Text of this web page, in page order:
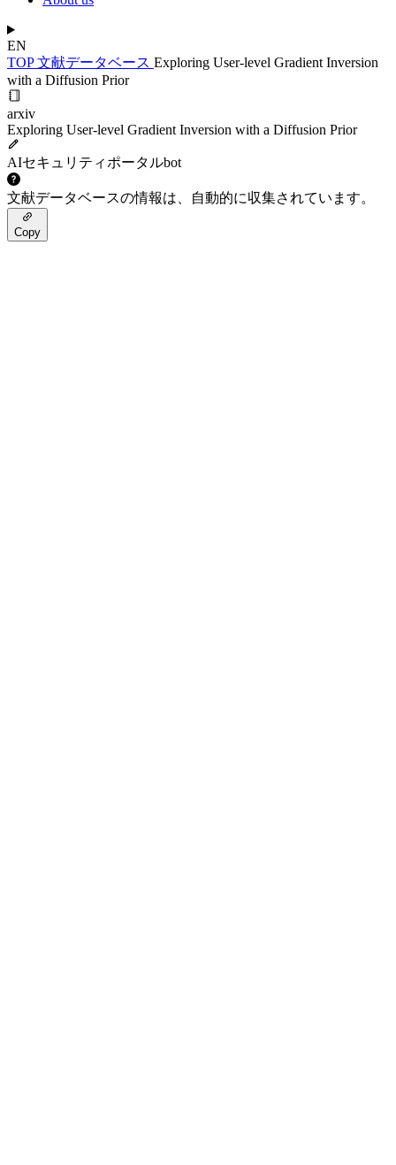
EN
TOP文献データベース Exploring User-level Gradient Inversion
with a Diffusion Prior
arxiv
Exploring User-level Gradient Inversion with a Diffusion Prior
AIセキュリティポータルbot
文献データベースの情報は、自動的に収集されています。
Copy